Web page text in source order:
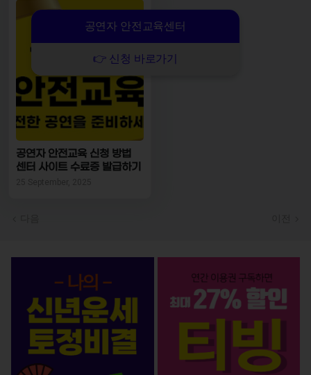
공연자 안전교육센터
👉 신청 바로가기
공연자 안전교육 신청 방법
센터 사이트 수료증 발급하기